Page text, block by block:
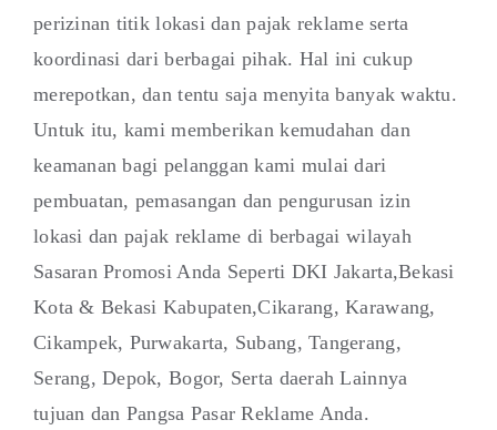
perizinan titik lokasi dan pajak reklame serta
koordinasi dari berbagai pihak. Hal ini cukup
merepotkan, dan tentu saja menyita banyak waktu.
Untuk itu, kami memberikan kemudahan dan
keamanan bagi pelanggan kami mulai dari
pembuatan, pemasangan dan pengurusan izin
lokasi dan pajak reklame di berbagai wilayah
Sasaran Promosi Anda Seperti DKI Jakarta,Bekasi
Kota & Bekasi Kabupaten,Cikarang, Karawang,
Cikampek, Purwakarta, Subang, Tangerang,
Serang, Depok, Bogor, Serta daerah Lainnya
tujuan dan Pangsa Pasar Reklame Anda.